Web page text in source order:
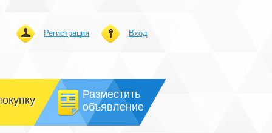
Вход
Регистрация
Разместить
объявление